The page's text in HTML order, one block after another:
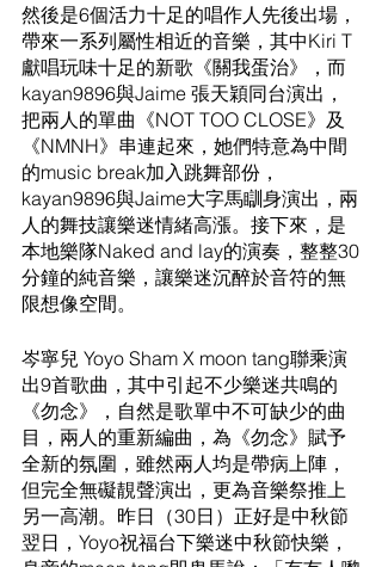
然後是6個活力十足的唱作人先後出場，
帶來一系列屬性相近的音樂，其中Kiri T
獻唱玩味十足的新歌《關我蛋治》，而
kayan9896與Jaime 張天穎同台演出，
把兩人的單曲《NOT TOO CLOSE》及
《NMNH》串連起來，她們特意為中間
的music break加入跳舞部份，
kayan9896與Jaime大字馬瞓身演出，兩
人的舞技讓樂迷情緒高漲。接下來，是
本地樂隊Naked and lay的演奏，整整30
分鐘的純音樂，讓樂迷沉醉於音符的無
限想像空間。
岑寧兒 Yoyo Sham X moon tang聯乘演
出9首歌曲，其中引起不少樂迷共鳴的
《勿念》，自然是歌單中不可缺少的曲
目，兩人的重新編曲，為《勿念》賦予
全新的氛圍，雖然兩人均是帶病上陣，
但完全無礙靚聲演出，更為音樂祭推上
另一高潮。昨日（30日）正好是中秋節
翌日，Yoyo祝福台下樂迷中秋節快樂，